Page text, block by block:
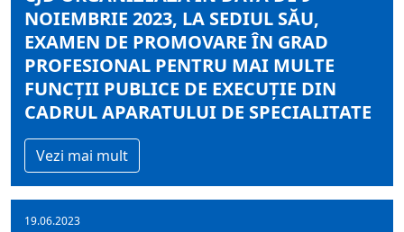
NOIEMBRIE 2023, LA SEDIUL SĂU,
EXAMEN DE PROMOVARE ÎN GRAD
PROFESIONAL PENTRU MAI MULTE
FUNCŢII PUBLICE DE EXECUŢIE DIN
CADRUL APARATULUI DE SPECIALITATE
Vezi mai mult
19.06.2023